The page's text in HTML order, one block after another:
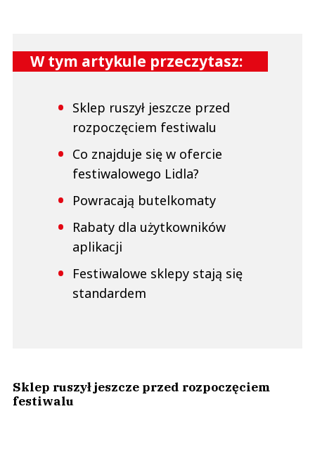
W tym artykule przeczytasz:
Sklep ruszył jeszcze przed
rozpoczęciem festiwalu
Co znajduje się w ofercie
festiwalowego Lidla?
Powracają butelkomaty
Rabaty dla użytkowników
aplikacji
Festiwalowe sklepy stają się
standardem
Sklep ruszył jeszcze przed rozpoczęciem
festiwalu